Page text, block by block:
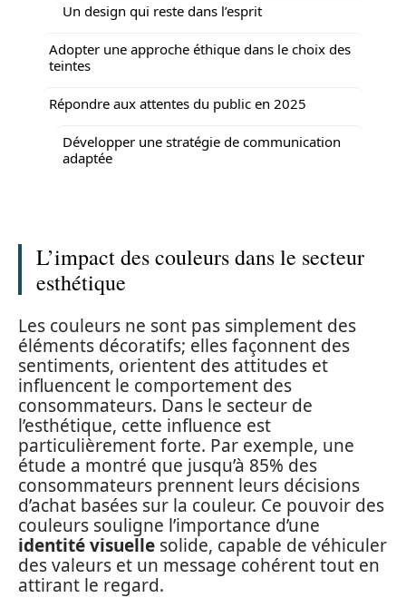
Un design qui reste dans l’esprit
Adopter une approche éthique dans le choix des
teintes
Répondre aux attentes du public en 2025
Développer une stratégie de communication
adaptée
L’impact des couleurs dans le secteur
esthétique
Les couleurs ne sont pas simplement des
éléments décoratifs; elles façonnent des
sentiments, orientent des attitudes et
influencent le comportement des
consommateurs. Dans le secteur de
l’esthétique, cette influence est
particulièrement forte. Par exemple, une
étude a montré que jusqu’à 85% des
consommateurs prennent leurs décisions
d’achat basées sur la couleur. Ce pouvoir des
couleurs souligne l’importance d’une
identité visuelle solide, capable de véhiculer
des valeurs et un message cohérent tout en
attirant le regard.